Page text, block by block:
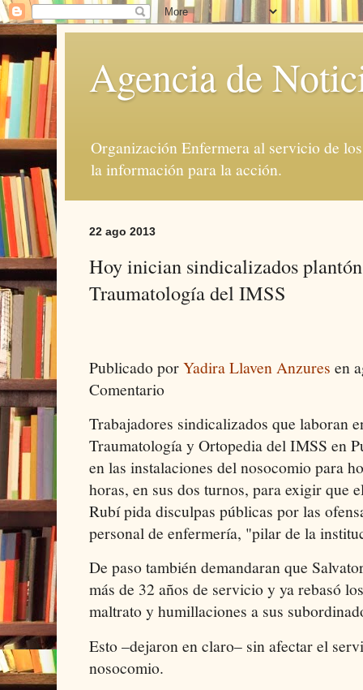
Agencia de
Organización Enfermera al servicio de
la información para la acción.
22 ago 2013
Hoy inician sindicalizados
Traumatología del IMSS
Publicado porYadira Llaven Anzures en
Comentario
Trabajadores sindicalizados que laboran
Traumatología y Ortopedia del IMSS en
en las instalaciones del nosocomio para
horas, en sus dos turnos, para exigir que
Rubí pida disculpas públicas por las
personal de enfermería, "pilar de la
De paso también demandaran que
más de 32 años de servicio y ya rebasó
maltrato y humillaciones a sus
Esto –dejaron en claro– sin afectar el
nosocomio.